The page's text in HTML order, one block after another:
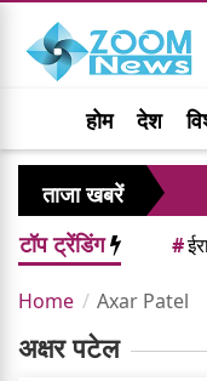
होम देश
ताजा खबरें
करोड़ रुपये
टॉप ट्रेंडिंग #
Home Axar Patel
अक्षर पटेल